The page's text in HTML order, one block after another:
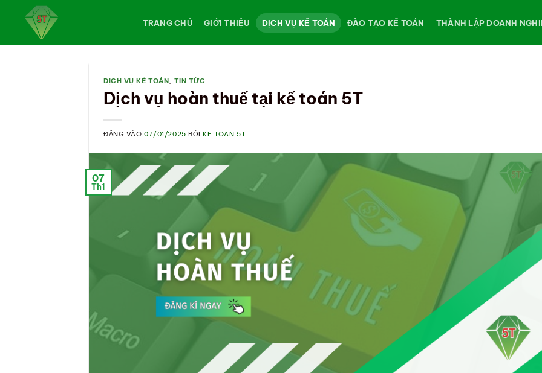
TRANG CHỦ GIỚI THIỆU DỊCH VỤ KẾ TOÁN ĐÀO TẠO KẾ TOÁN THÀNH LẬP DOANH
DỊCH VỤ KẾ TOÁN, TIN TỨC
Dịch vụ hoàn thuế tại kế toán 5T
ĐĂNG VÀO07/01/2025 BỞIKE TOAN 5T
07
Th1